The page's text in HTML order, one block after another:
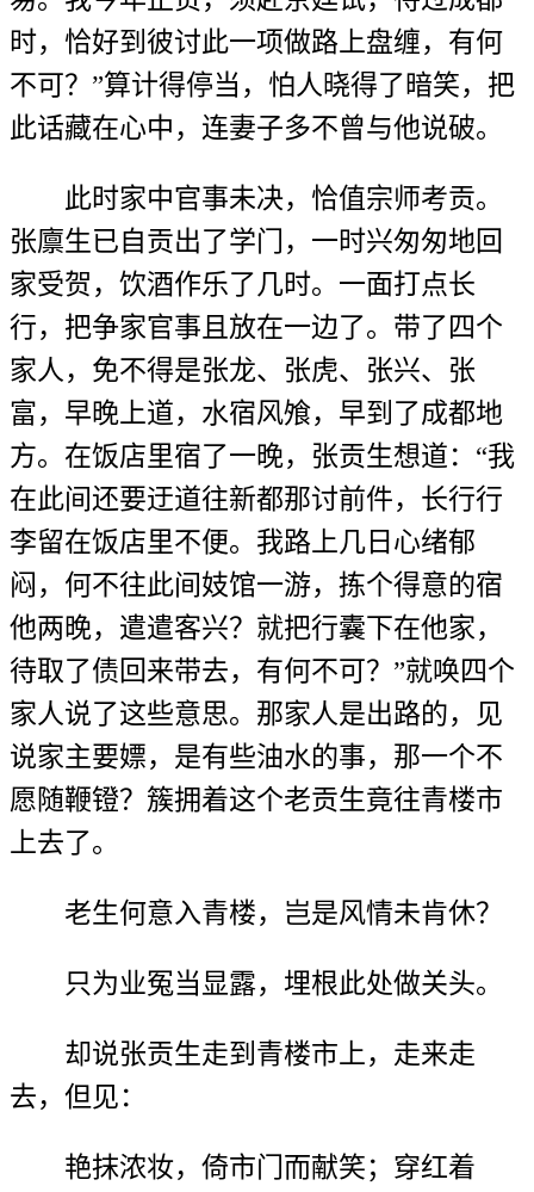
时，恰好到彼讨此一项做路上盘缠，有何
不可？”算计得停当，怕人晓得了暗笑，把
此话藏在心中，连妻子多不曾与他说破。
此时家中官事未决，恰值宗师考贡。
张廪生已自贡出了学门，一时兴匆匆地回
家受贺，饮酒作乐了几时。一面打点长
行，把争家官事且放在一边了。带了四个
家人，免不得是张龙、张虎、张兴、张
富，早晚上道，水宿风飧，早到了成都地
方。在饭店里宿了一晚，张贡生想道：“我
在此间还要迂道往新都那讨前件，长行行
李留在饭店里不便。我路上几日心绪郁
闷，何不往此间妓馆一游，拣个得意的宿
他两晚，遣遣客兴？就把行囊下在他家，
待取了债回来带去，有何不可？”就唤四个
家人说了这些意思。那家人是出路的，见
说家主要嫖，是有些油水的事，那一个不
愿随鞭镫？簇拥着这个老贡生竟往青楼市
上去了。
老生何意入青楼，岂是风情未肯休？
只为业冤当显露，埋根此处做关头。
却说张贡生走到青楼市上，走来走
去，但见：
艳抹浓妆，倚市门而献笑；穿红着